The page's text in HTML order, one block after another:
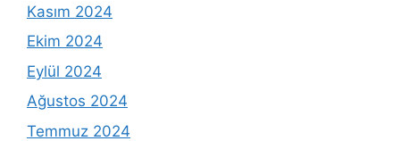
Kasım 2024
Ekim 2024
Eylül 2024
Ağustos 2024
Temmuz 2024